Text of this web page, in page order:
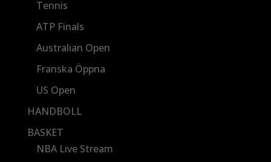
Tennis
ATP Finals
Australian Open
Franska Öppna
US Open
HANDBOLL
BASKET
NBA Live Stream